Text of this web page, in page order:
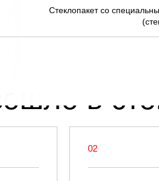
Стеклопакет со
в
02